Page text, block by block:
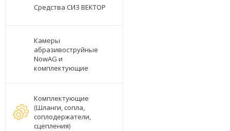
Средства СИЗ ВЕКТОР
Камеры
абразивоструйные
NowAG и
комплектующие
Комплектующие
(Шланги, сопла,
соплодержатели,
сцепления)